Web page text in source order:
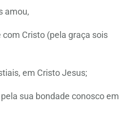
amou,
Cristo (pela graça sois
em Cristo Jesus;
sua bondade conosco em